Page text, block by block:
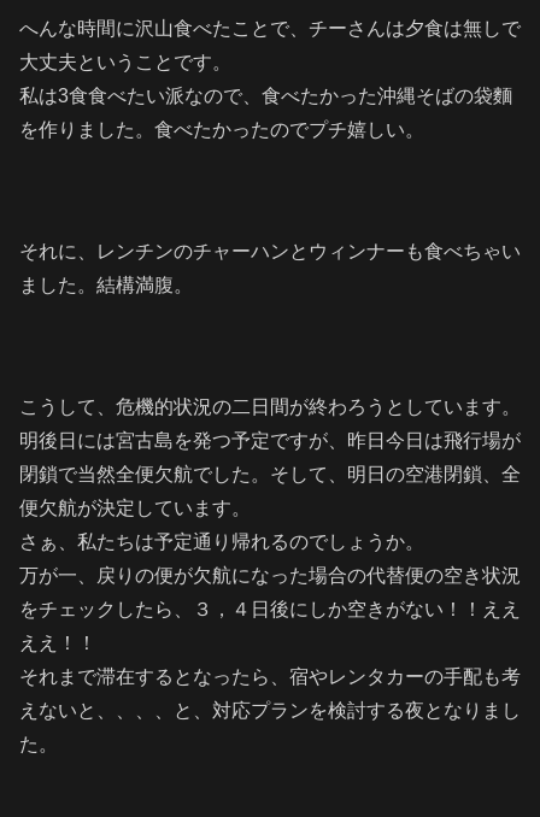
へんな時間に沢山食べたことで、チーさんは夕食は無しで
大丈夫ということです。
私は3食食べたい派なので、食べたかった沖縄そばの袋麵
を作りました。食べたかったのでプチ嬉しい。
それに、レンチンのチャーハンとウィンナーも食べちゃい
ました。結構満腹。
こうして、危機的状況の二日間が終わろうとしています。
明後日には宮古島を発つ予定ですが、昨日今日は飛行場が
閉鎖で当然全便欠航でした。そして、明日の空港閉鎖、全
便欠航が決定しています。
さぁ、私たちは予定通り帰れるのでしょうか。
万が一、戻りの便が欠航になった場合の代替便の空き状況
をチェックしたら、３，４日後にしか空きがない！！ええ
ええ！！
それまで滞在するとなったら、宿やレンタカーの手配も考
えないと、、、、と、対応プランを検討する夜となりまし
た。